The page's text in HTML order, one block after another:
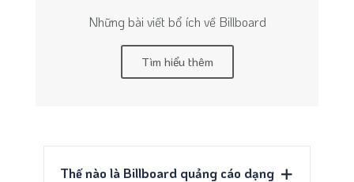
Những bài viết bổ ích về Billboard
Tìm hiểu thêm
Thế nào là Billboard quảng cáo dạng